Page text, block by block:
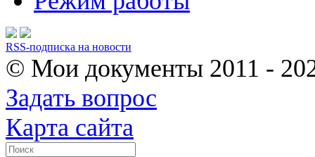
RSS-подписка на новости
© Мои документы 2011 -
Задать вопрос
Карта сайта